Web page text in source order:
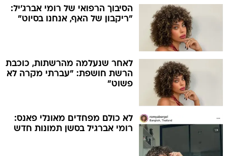
הסיבוך הרפואי של רומי אברג'יל:
"ריקבון של האף, אנחנו בסיוט"
לאחר שנעלמה מהרשתות, כוכבת
הרשת חושפת: "עברתי מקרה לא
פשוט"
לא כולם מפחדים מאונלי פאנס:
רומי אברגיל בסשן תמונות חדש